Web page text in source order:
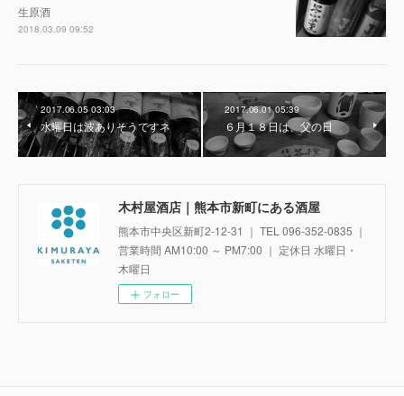
生原酒
2018.03.09 09:52
2017.06.05 03:03
水曜日は波ありそうですネ
2017.06.01 05:39
６月１８日は、父の日
木村屋酒店｜熊本市新町にある酒屋
熊本市中央区新町2-12-31 ｜ TEL 096-352-0835 ｜
営業時間 AM10:00 ～ PM7:00 ｜ 定休日 水曜日・
木曜日
フォロー